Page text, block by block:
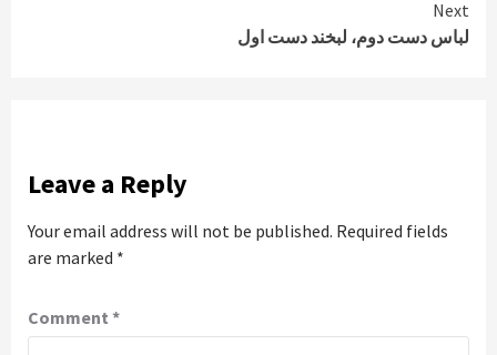
Next
لباس دست دوم، لبخند دست اول
Leave a Reply
Your email address will not be published. Required fields
are marked *
Comment *